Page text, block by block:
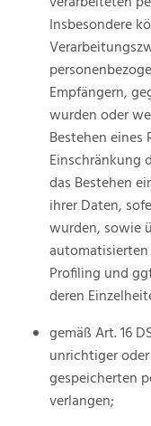
Insbesondere
Empfängern,
wurden oder
Bestehen
Einschränkung
das Bestehen
ihrer Daten,
wurden, sowie
Profiling und
deren
gemäß Art. 16
unrichtiger
gespeicherten
verlangen;